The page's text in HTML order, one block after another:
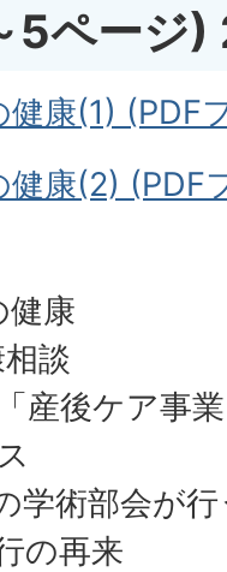
5ページ)
康(1) (PDF
健康(2) (PDF
健康
談
産後ケア事
学術部会が
の再来